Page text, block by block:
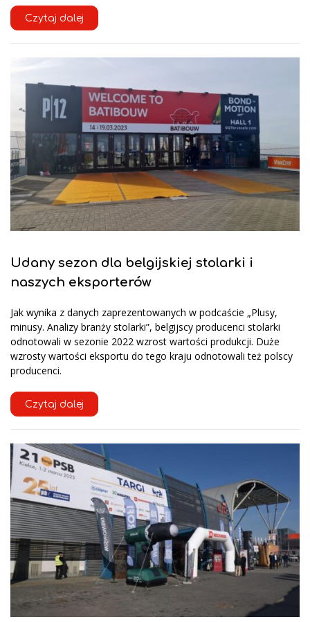
Czytaj dalej
Udany sezon dla belgijskiej stolarki i
naszych eksporterów
Jak wynika z danych zaprezentowanych w podcaście „Plusy,
minusy. Analizy branży stolarki”, belgijscy producenci stolarki
odnotowali w sezonie 2022 wzrost wartości produkcji. Duże
wzrosty wartości eksportu do tego kraju odnotowali też polscy
producenci.
Czytaj dalej